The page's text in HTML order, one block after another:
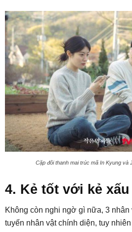
Cặp đôi thanh mai trúc mã In Kyung và
4. Kẻ tốt với kẻ xấu
Không còn nghi ngờ gì nữa, 3 nhân
tuyến nhân vật chính diện, tuy